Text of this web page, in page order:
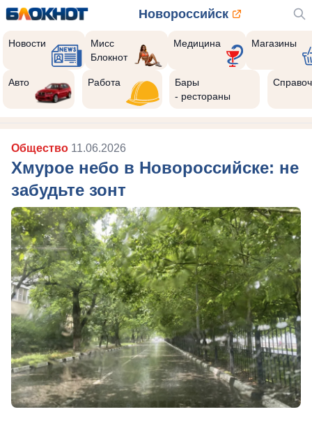
Новороссийск
Новости
Мисс
Блокнот
Медицина Магазины
Авто Работа
Бары
- рестораны
Общество 11.06.2026
Хмурое небо в Новороссийске: не
забудьте зонт